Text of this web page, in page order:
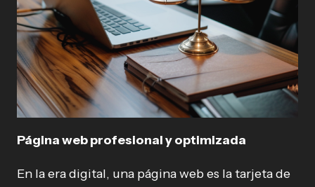
Página web profesional y optimizada
En la era digital, una página web es la tarjeta de